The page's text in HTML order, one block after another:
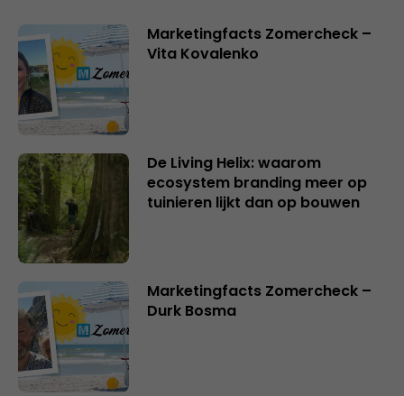
Marketingfacts Zomercheck –
Vita Kovalenko
De Living Helix: waarom
ecosystem branding meer op
tuinieren lijkt dan op bouwen
Marketingfacts Zomercheck –
Durk Bosma